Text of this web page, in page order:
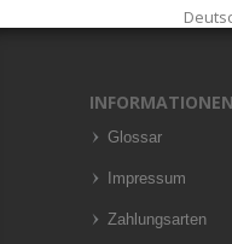
INFORMATIONEN
Glossar
Impressum
Zahlungsarten